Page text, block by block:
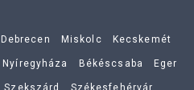
Debrecen Miskolc Kecskemét
Nyíregyháza Békéscsaba Eger
Szekszárd Székesfehérvár